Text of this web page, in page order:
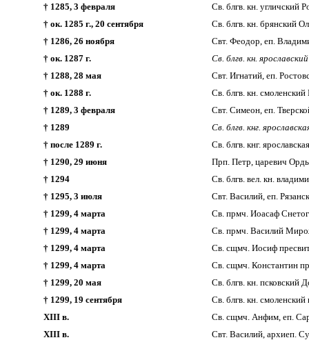
† 1285, 3 февраля
Св. блгв. кн. угличский
† ок. 1285 г., 20 сентября
Св. блгв. кн. брянский
† 1286, 26 ноября
Свт. Феодор, еп.
† ок. 1287 г.
Св. блгв. кн.
† 1288, 28 мая
Свт. Игнатий, еп.
† ок. 1288 г.
Св. блгв. кн.
† 1289, 3 февраля
Свт. Симеон, еп.
† 1289
Св. блгв. кнг.
† после 1289 г.
Св. блгв. кнг.
† 1290, 29 июня
Прп. Петр, царевич
† 1294
Св. блгв. вел. кн.
† 1295, 3 июля
Свт. Василий, еп.
† 1299, 4 марта
Св. прмч. Иоасаф
† 1299, 4 марта
Св. прмч. Василий
† 1299, 4 марта
Св. сщмч. Иосиф
† 1299, 4 марта
Св. сщмч. Константин
† 1299, 20 мая
Св. блгв. кн. псковский
† 1299, 19 сентября
Св. блгв. кн.
XIII в.
Св. сщмч. Анфим, еп.
XIII в.
Свт. Василий, архиеп.